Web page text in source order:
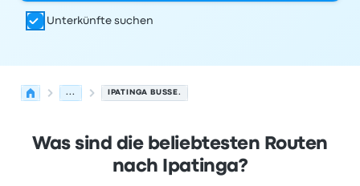
Unterkünfte suchen
... IPATINGA BUSSE.
Was sind die beliebtesten Routen
nach Ipatinga?